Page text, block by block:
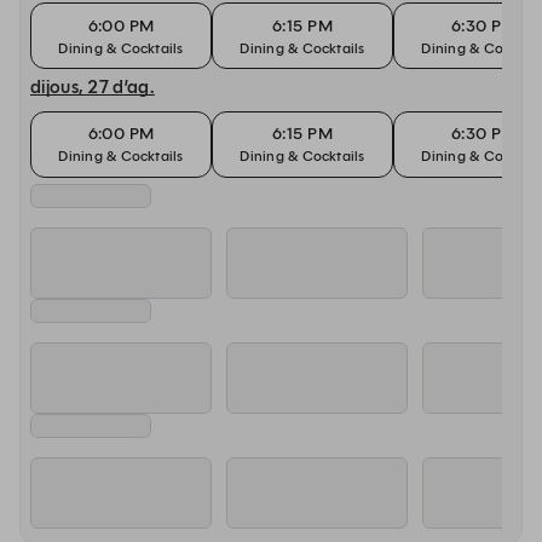
6:00 PM
Dining & Cocktails
6:15 PM
Dining & Cocktails
6:30 PM
Dining &
dijous, 27 d’ag.
6:00 PM
Dining & Cocktails
6:15 PM
Dining & Cocktails
6:30 PM
Dining &